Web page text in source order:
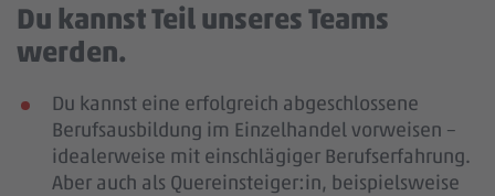
Du kannst Teil unseres Teams
werden.
Du kannst eine erfolgreich abgeschlossene
Berufsausbildung im Einzelhandel vorweisen –
idealerweise mit einschlägiger Berufserfahrung.
Aber auch als Quereinsteiger:in, beispielsweise